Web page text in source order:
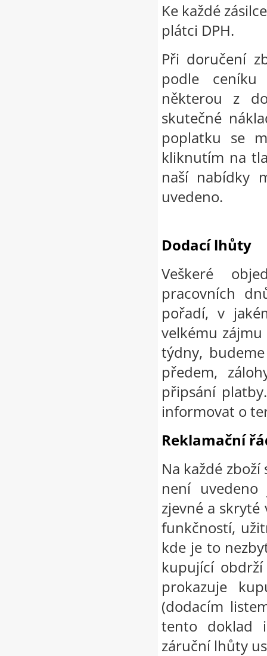
Ke každé
plátci DPH.
Při doručení
podle ceníku
některou z
skutečné
poplatku se
kliknutím na
naší nabídky
uvedeno.
Dodací lhůty
Veškeré
pracovních
pořadí, v
velkému
týdny,
předem,
připsání
informovat o
Reklamační
Na každé
není
zjevné a
funkčností,
kde je to
kupující
prokazuje
(dodacím
tento doklad
záruční lhůty